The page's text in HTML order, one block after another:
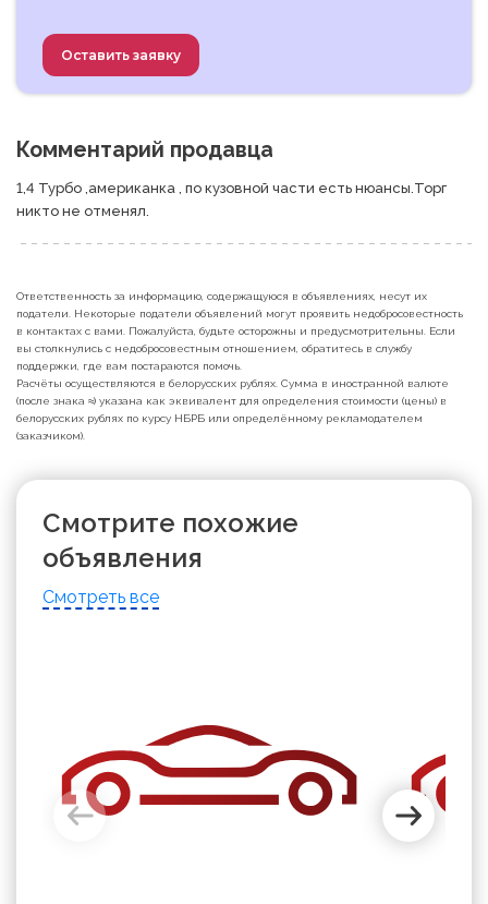
Оставить заявку
Комментарий продавца
1,4 Турбо ,американка , по кузовной части есть нюансы.Торг
никто не отменял.
Ответственность за информацию, содержащуюся в объявлениях, несут их
податели. Некоторые податели объявлений могут проявить недобросовестность
в контактах с вами. Пожалуйста, будьте осторожны и предусмотрительны. Если
вы столкнулись с недобросовестным отношением, обратитесь в службу
поддержки, где вам постараются помочь.
Расчёты осуществляются в белорусских рублях. Сумма в иностранной валюте
(после знака ≈) указана как эквивалент для определения стоимости (цены) в
белорусских рублях по курсу НБРБ или определённому рекламодателем
(заказчиком).
Смотрите похожие
объявления
Смотреть все